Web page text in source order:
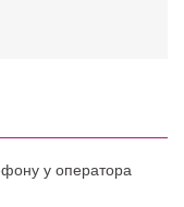
у оператора